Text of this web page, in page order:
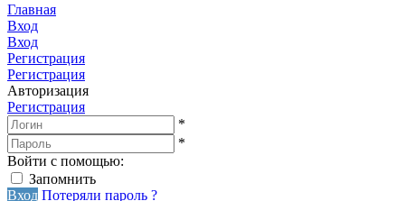
Главная
Вход
Вход
Регистрация
Регистрация
Авторизация
Регистрация
*
*
Войти с помощью:
Запомнить
Вход Потеряли пароль ?